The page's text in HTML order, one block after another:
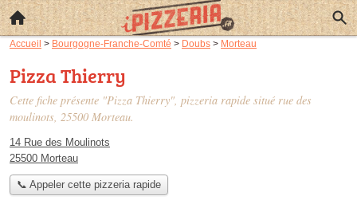
Accueil > Bourgogne-Franche-Comté > Doubs > Morteau
Pizza Thierry
Cette fiche présente "Pizza Thierry", pizzeria rapide situé rue des
moulinots, 25500 Morteau.
14 Rue des Moulinots
25500 Morteau
📞 Appeler cette pizzeria rapide